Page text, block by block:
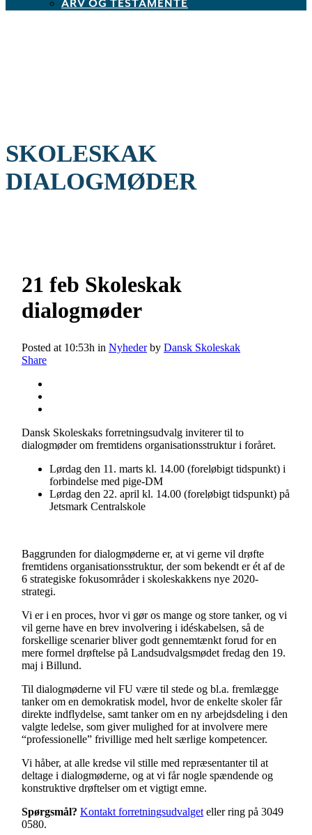
ARV OG TESTAMENTE
SKOLESKAK
DIALOGMØDER
21 feb Skoleskak
dialogmøder
Posted at 10:53h in Nyheder by Dansk Skoleskak
Share
Dansk Skoleskaks forretningsudvalg inviterer til to
dialogmøder om fremtidens organisationsstruktur i foråret.
Lørdag den 11. marts kl. 14.00 (foreløbigt tidspunkt) i
forbindelse med pige-DM
Lørdag den 22. april kl. 14.00 (foreløbigt tidspunkt) på
Jetsmark Centralskole
Baggrunden for dialogmøderne er, at vi gerne vil drøfte
fremtidens organisationsstruktur, der som bekendt er ét af de
6 strategiske fokusområder i skoleskakkens nye 2020-
strategi.
Vi er i en proces, hvor vi gør os mange og store tanker, og vi
vil gerne have en brev involvering i idéskabelsen, så de
forskellige scenarier bliver godt gennemtænkt forud for en
mere formel drøftelse på Landsudvalgsmødet fredag den 19.
maj i Billund.
Til dialogmøderne vil FU være til stede og bl.a. fremlægge
tanker om en demokratisk model, hvor de enkelte skoler får
direkte indflydelse, samt tanker om en ny arbejdsdeling i den
valgte ledelse, som giver mulighed for at involvere mere
“professionelle” frivillige med helt særlige kompetencer.
Vi håber, at alle kredse vil stille med repræsentanter til at
deltage i dialogmøderne, og at vi får nogle spændende og
konstruktive drøftelser om et vigtigt emne.
Spørgsmål? Kontakt forretningsudvalget eller ring på 3049
0580.